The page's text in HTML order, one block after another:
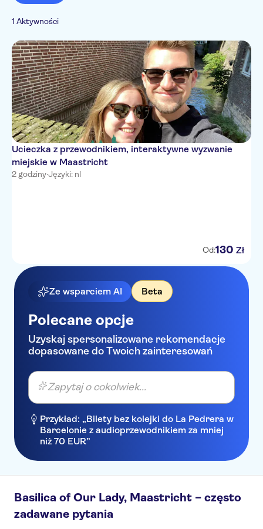
1 Aktywności
Ucieczka z przewodnikiem, interaktywne wyzwanie
miejskie w Maastricht
2 godziny·Języki: nl
Od:130 Zł
Ze wsparciem AI Beta
Polecane opcje
Uzyskaj spersonalizowane rekomendacje
dopasowane do Twoich zainteresowań
Zapytaj o cokolwiek...
Przykład: „Bilety bez kolejki do La Pedrera w
Barcelonie z audioprzewodnikiem za mniej
niż 70 EUR”
Basilica of Our Lady, Maastricht – często
zadawane pytania